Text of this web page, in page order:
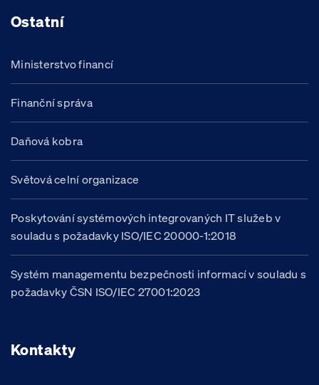
Ostatní
Ministerstvo financí
Finanční správa
Daňová kobra
Světová celní organizace
Poskytování systémových integrovaných IT služeb v
souladu s požadavky ISO/IEC 20000-1:2018
Systém managementu bezpečnosti informací v souladu s
požadavky ČSN ISO/IEC 27001:2023
Kontakty